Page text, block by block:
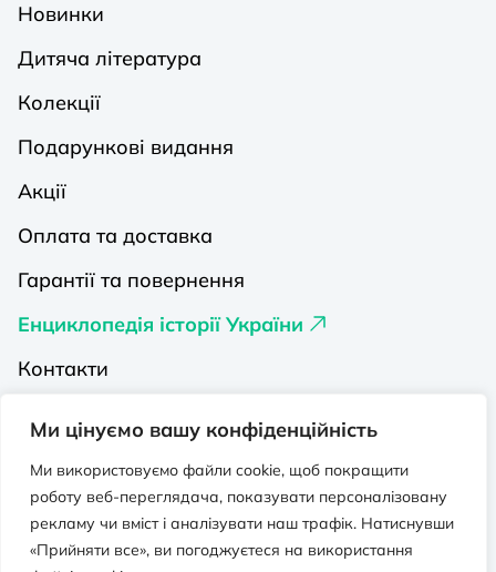
Ми цінуємо вашу конфіденційність
Ми використовуємо файли cookie, щоб покращити
роботу веб-переглядача, показувати персоналізовану
рекламу чи вміст і аналізувати наш трафік. Натиснувши
«Прийняти все», ви погоджуєтеся на використання
Новинки
Дитяча література
Колекції
Подарункові видання
Акції
Оплата та доставка
Гарантії та повернення
Енциклопедія історії України
Контакти
Видавництва на Порталі
Політика конфіденційності
Публічна оферта